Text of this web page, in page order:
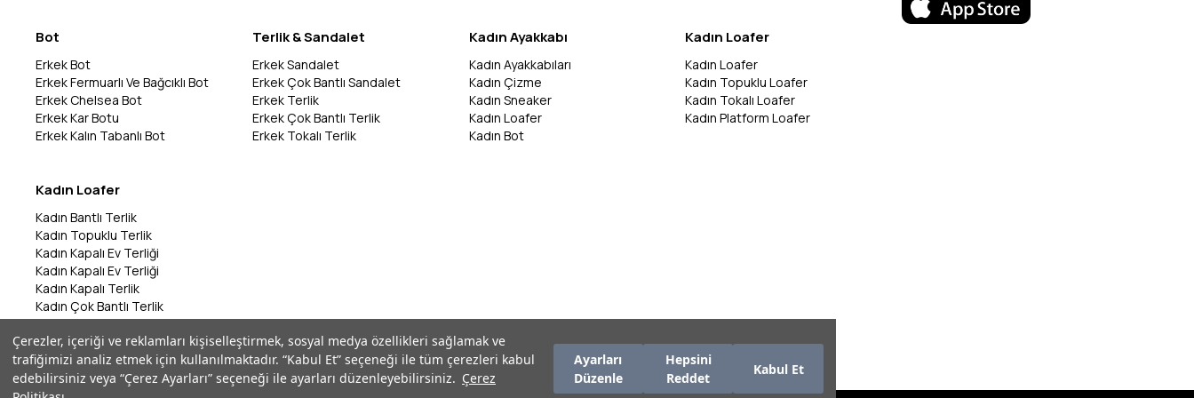
Çerezler, içeriği ve reklamları kişiselleştirmek, sosyal medya özellikleri sağlamak ve
trafiğimizi analiz etmek için kullanılmaktadır. “Kabul Et” seçeneği ile tüm çerezleri kabul
edebilirsiniz veya “Çerez Ayarları” seçeneği ile ayarları düzenleyebilirsiniz. Çerez
Ayarları
Düzenle
Hepsini
Reddet
Kabul Et
Bot
Erkek Bot
Erkek Fermuarlı Ve Bağcıklı Bot
Erkek Chelsea Bot
Erkek Kar Botu
Erkek Kalın Tabanlı Bot
Terlik & Sandalet
Erkek Sandalet
Erkek Çok Bantlı Sandalet
Erkek Terlik
Erkek Çok Bantlı Terlik
Erkek Tokalı Terlik
Kadın Ayakkabı
Kadın Ayakkabıları
Kadın Çizme
Kadın Sneaker
Kadın Loafer
Kadın Bot
Kadın Loafer
Kadın Loafer
Kadın Topuklu Loafer
Kadın Tokalı Loafer
Kadın Platform Loafer
Kadın Loafer
Kadın Bantlı Terlik
Kadın Topuklu Terlik
Kadın Kapalı Ev Terliği
Kadın Kapalı Ev Terliği
Kadın Kapalı Terlik
Kadın Çok Bantlı Terlik
Kadın Bantlı Terlik
Kadın Çok Bantlı Terlik
Kadın Parmak Arası Terlik